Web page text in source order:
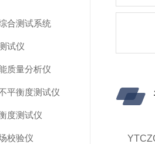
合测试系统
试仪
质量分析仪
平衡度测试仪
度测试仪
校验仪